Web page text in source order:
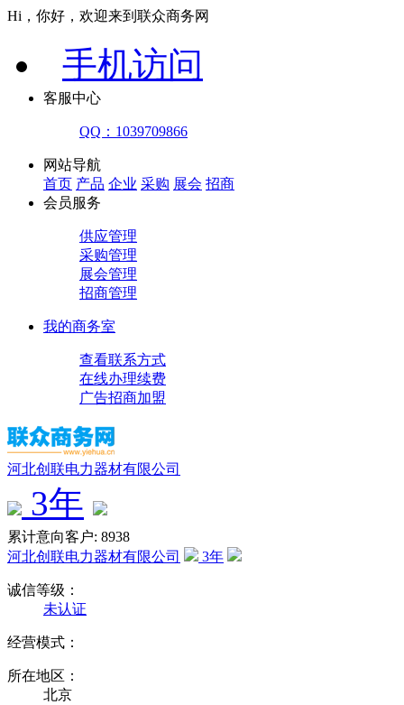
Hi，你好，欢迎来到联众商务网
手机访问
客服中心
QQ：1039709866
网站导航
首页 产品 企业 采购 展会 招商
会员服务
供应管理
采购管理
展会管理
招商管理
我的商务室
查看联系方式
在线办理续费
广告招商加盟
河北创联电力器材有限公司
3年
累计意向客户: 8938
河北创联电力器材有限公司
3年
诚信等级：
未认证
经营模式：
所在地区：
北京